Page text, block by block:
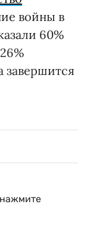
войны в
60%
завершится